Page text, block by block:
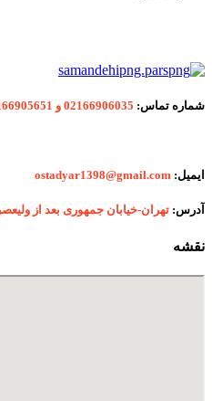
شماره تماس: 02166906035 و 02166905651
ایمیل: ostadyar1398@gmail.com
آدرس: تهران-خیابان جمهوری بعد از
نقشه